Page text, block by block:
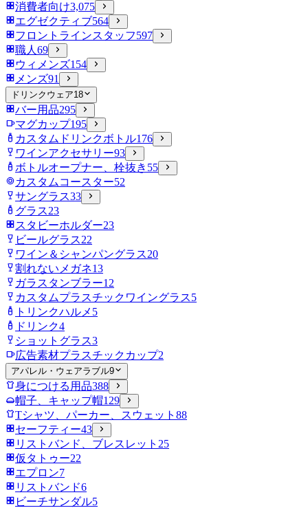
消費者向け3,075
エグゼクティブ564
フロントラインスタッフ597
職人 69
ウィメンズ154
メンズ91
ドリンクウェア18
バー用品295
マグカップ195
カスタムドリンクボトル176
ワインアクセサリー93
ボトルオープナー、栓抜き 55
カスタムコースター52
サングラス33
グラス23
スタビーホルダー23
ビールグラス22
ワイン＆シャンパングラス20
割れないメガネ13
ガラスタンブラー12
カスタムプラスチックワイングラス5
トリンクハルメ 5
ドリンク4
ショットグラス3
広告素材プラスチックカップ2
アパレル・ウェアラブル9
身につける用品388
帽子、キャップ帽129
Tシャツ、パーカー、スウェット 88
セーフティー43
リストバンド、ブレスレット 25
仮タトゥー22
エプロン7
リストバンド6
ビーチサンダル5